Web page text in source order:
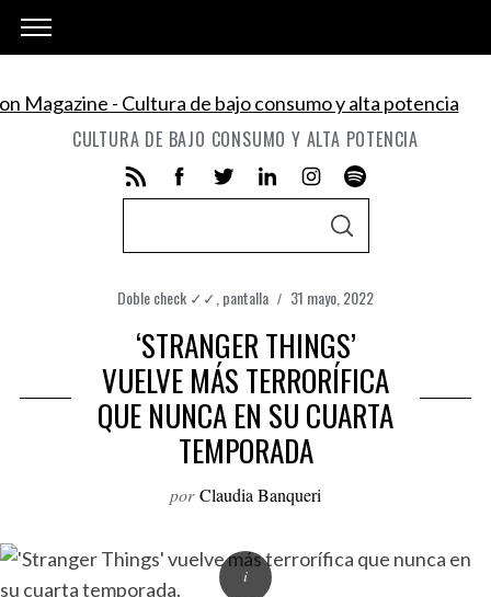
CULTURA DE BAJO CONSUMO Y ALTA POTENCIA
r
h
f
o
S
C
H
Doble check ✓✓ pantalla 31 mayo, 2022
‘STRANGER THINGS’
VUELVE MÁS TERRORÍFICA
QUE NUNCA EN SU CUARTA
TEMPORADA
por Claudia Banqueri